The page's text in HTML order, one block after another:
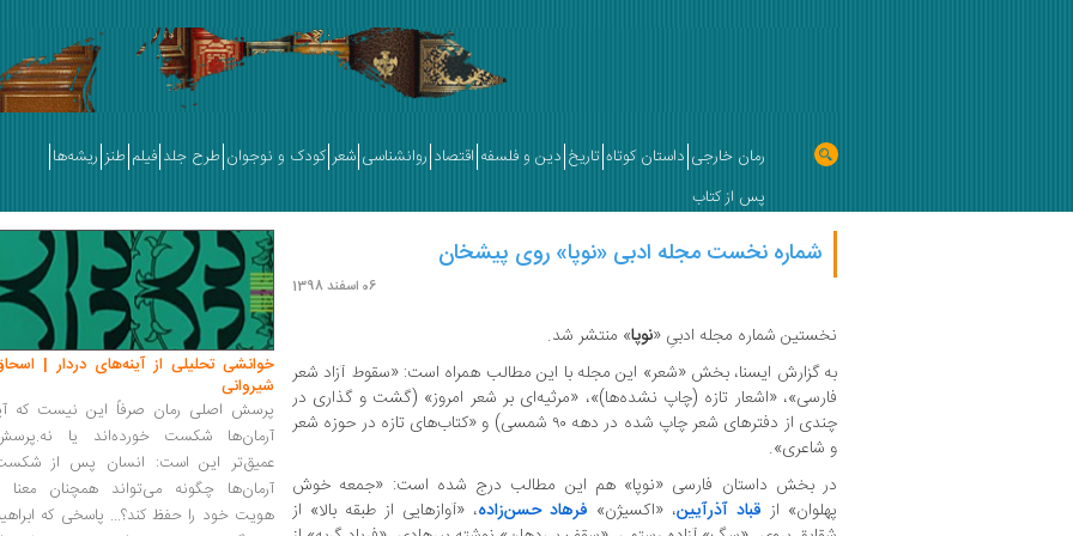
رمان خارجی داستان کوتاه تاریخ دین و فلسفه اقتصاد روانشناسی شعر کودک و نوجوان طرح جلد فیلم طنز ریشه‌ها
پس از کتاب
شماره نخست مجله ادبی «نوپا» روی پیشخان
06 اسفند 1398
نخستین شماره مجله ادبیِ «نوپا» منتشر شد.
به گزارش ایسنا، بخش «شعر» این مجله با این مطالب همراه است: «سقوط آزاد شعر
فارسی»، «اشعار تازه (چاپ نشده‌ها)»، «مرثیه‌ای بر شعر امروز» (گشت و گذاری در
چندی از دفترهای شعر چاپ شده در دهه ۹۰ شمسی) و «کتاب‌های تازه در حوزه شعر
و شاعری».
در بخش داستان فارسی «نوپا» هم این مطالب درج شده است: «جمعه خوش
پهلوان» از قباد آذرآیین، «اکسیژن» فرهاد حسن‌زاده، «آوازهایی از طبقه بالا» از
خوانشی تحلیلی از آینه‌های دردار |
شیروانی
پرسش اصلی رمان صرفاً این نیست که
آرمان‌ها شکست خورده‌اند یا
عمیق‌تر این است: انسان پس از
آرمان‌ها چگونه می‌تواند همچنان معنا
هویت خود را حفظ کند؟... پاسخی که